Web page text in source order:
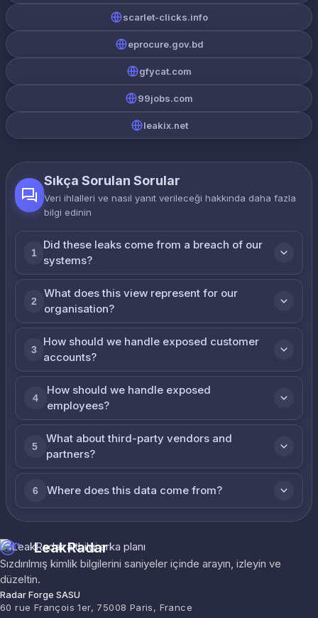
scarlet-clicks.info
eprocure.gov.bd
gfycat.com
99jobs.com
leakix.net
Sıkça Sorulan Sorular
Veri ihlalleri ve nasıl yanıt verileceği hakkında daha fazla
bilgi edinin
1
Did these leaks come from a breach of our
systems?
2
What does this view represent for our
organisation?
3
How should we handle exposed customer
accounts?
4
How should we handle exposed
employees?
5
What about third-party vendors and
partners?
6 Where does this data come from?
LeakRadar
Sızdırılmış kimlik bilgilerini saniyeler içinde arayın, izleyin ve
düzeltin.
Radar Forge SASU
60 rue François 1er, 75008 Paris, France